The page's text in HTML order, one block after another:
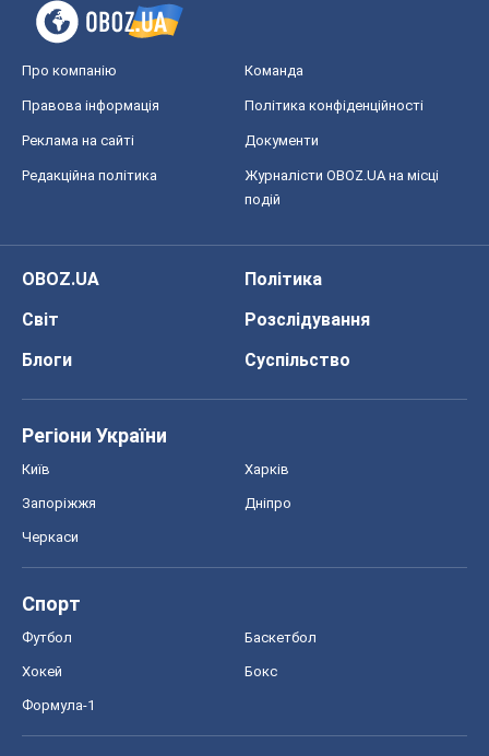
Про компанію Команда
Правова інформація Політика конфіденційності
Реклама на сайті Документи
Редакційна політика
Журналісти OBOZ.UA на місці
подій
OBOZ.UA
Політика
Світ
Розслідування
Блоги
Суспільство
Регіони України
Київ Харків
Запоріжжя Дніпро
Черкаси
Спорт
Футбол Баскетбол
Хокей Бокс
Формула-1